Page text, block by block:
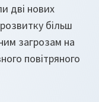
дві нових
більш
загрозам на
повітряного